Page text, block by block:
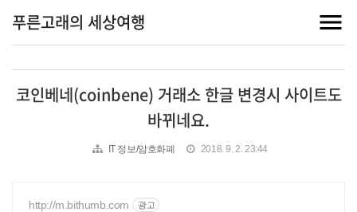
푸른고래의 세상여행
코인베네(coinbene) 거래소 한글 변경시 사이트도
바뀌네요.
IT 정보/암호화폐 2018. 9. 2. 23:44
http://m.bithumb.com 광고